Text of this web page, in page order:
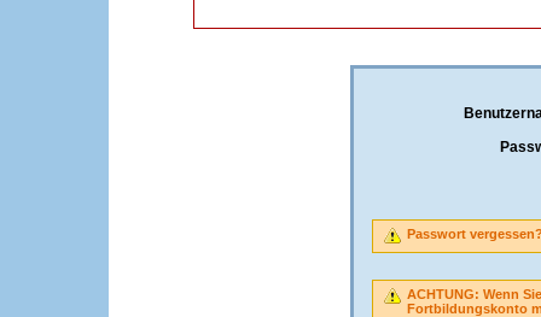
Passwort
ACHTUNG: Wenn
Fortbildungskonto